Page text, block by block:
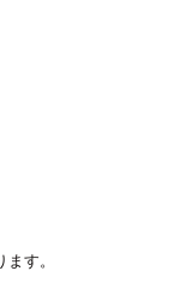
す。